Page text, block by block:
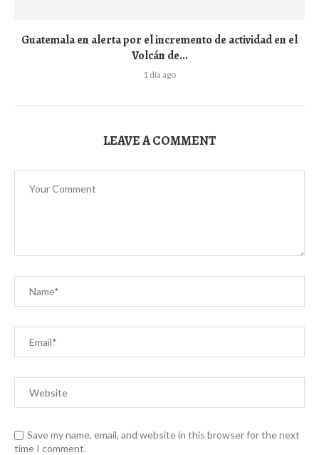
Guatemala en alerta por el incremento de actividad en el
Volcán de...
1 día ago
LEAVE A COMMENT
Save my name, email, and website in this browser for the next
time I comment.